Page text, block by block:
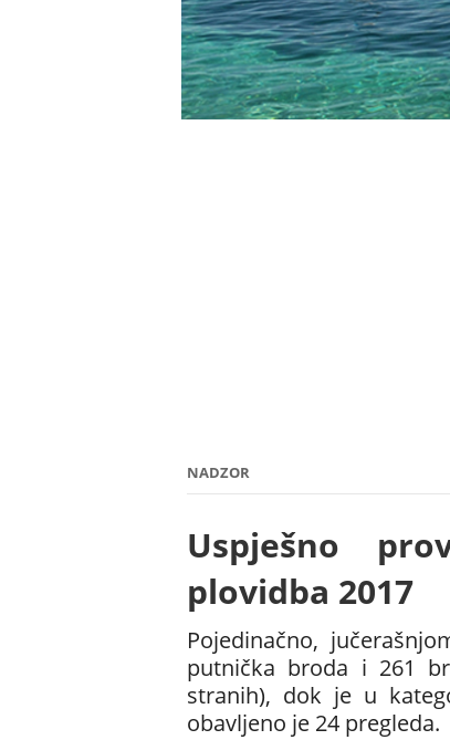
NADZOR
Uspješno
plovidba 2017
Pojedinačno,
putnička broda i 261
stranih), dok je u
obavljeno je 24 pregleda.